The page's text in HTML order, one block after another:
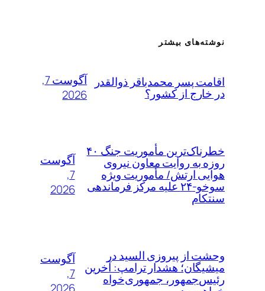
نوشته‌های بیشتر
اقامت پسر محمدباقر ذوالقدر
در خارج از کشور؟
آگوست 7,
2026
خطرناک‌ترین مأموریت جنگ ۴۰
روزه به روایت معاون نیروی
هوایی ارتش/ مأموریت ویژه
سوخو-۲۴ علیه مرکز فرماندهی
سنتکام
آگوست
7,
2026
وحشت از پیروزی السید در
میشیگان؛ هشدار ترامپ: آخرین
رئیس‌جمهور، جمهوری‌خواه
آگوست
7,
2026